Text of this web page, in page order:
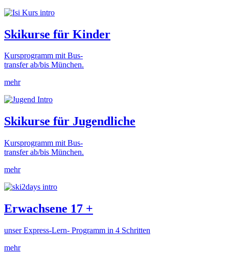
Skikurse für Kinder
Kursprogramm mit Bus-
transfer ab/bis München.
mehr
Skikurse für Jugendliche
Kursprogramm mit Bus-
transfer ab/bis München.
mehr
Erwachsene 17 +
unser Express-Lern- Programm in 4 Schritten
mehr